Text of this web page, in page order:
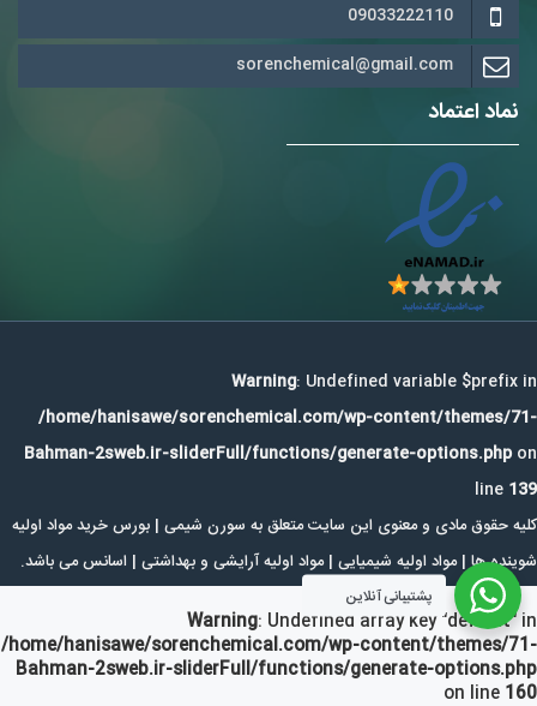
09033222110
sorenchemical@gmail.com
نماد اعتماد
Warning: Undefined variable $prefix in
/home/hanisawe/sorenchemical.com/wp-content/themes/71-
Bahman-2sweb.ir-sliderFull/functions/generate-options.phpon
line 139
کلیه حقوق مادی و معنوی این سایت متعلق به سورن شیمی | بورس خرید مواد اولیه
شوینده ها | مواد اولیه شیمیایی | مواد اولیه آرایشی و بهداشتی | اسانس می باشد.
پشتیبانی آنلاین
Warning: Undefined array key "default" in
/home/hanisawe/sorenchemical.com/wp-content/themes/71-
Bahman-2sweb.ir-sliderFull/functions/generate-options.php
on line 160